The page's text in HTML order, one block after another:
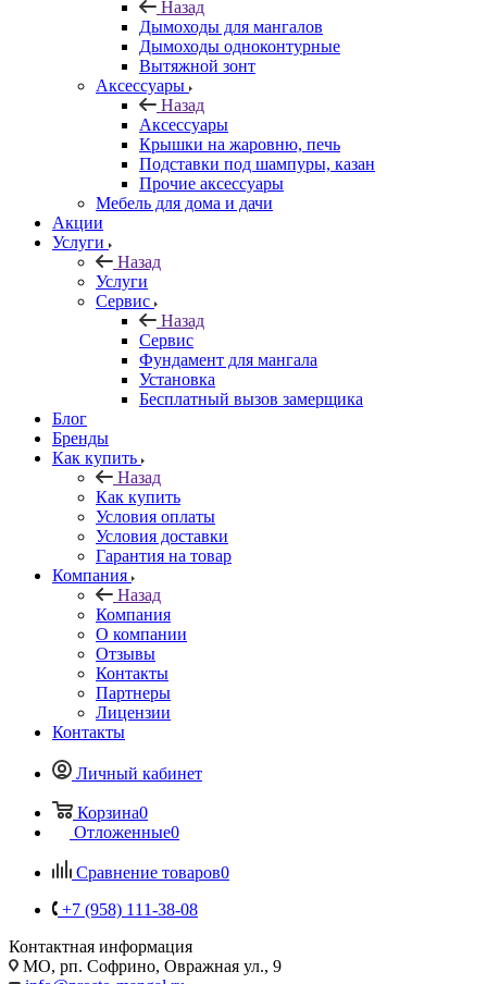
Назад
Дымоходы для мангалов
Дымоходы одноконтурные
Вытяжной зонт
Аксессуары
Назад
Аксессуары
Крышки на жаровню, печь
Подставки под шампуры, казан
Прочие аксессуары
Мебель для дома и дачи
Акции
Услуги
Назад
Услуги
Сервис
Назад
Сервис
Фундамент для мангала
Установка
Бесплатный вызов замерщика
Блог
Бренды
Как купить
Назад
Как купить
Условия оплаты
Условия доставки
Гарантия на товар
Компания
Назад
Компания
О компании
Отзывы
Контакты
Партнеры
Лицензии
Контакты
Личный кабинет
Корзина0
Отложенные0
Сравнение товаров0
+7 (958) 111-38-08
Контактная информация
МО, рп. Софрино, Овражная ул., 9